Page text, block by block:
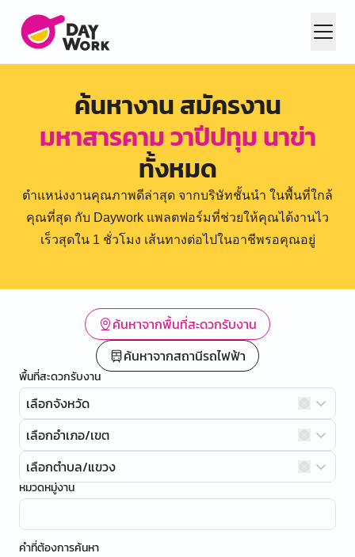
ค้นหางาน สมัครงาน
มหาสารคาม วาปีปทุม นาข่า
ทั้งหมด
ตำแหน่งงานคุณภาพดีล่าสุด จากบริษัทชั้นนำ ในพื้นที่ใกล้
คุณที่สุด กับ Daywork แพลตฟอร์มที่ช่วยให้คุณได้งานไว
เร็วสุดใน 1 ชั่วโมง เส้นทางต่อไปในอาชีพรอคุณอยู่
ค้นหาจากพื้นที่สะดวกรับงาน
ค้นหาจากสถานีรถไฟฟ้า
พื้นที่สะดวกรับงาน
เลือกจังหวัด
เลือกอำเภอ/เขต
เลือกตำบล/แขวง
หมวดหมู่งาน
คำที่ต้องการค้นหา